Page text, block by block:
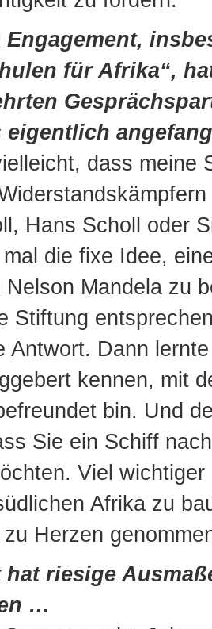
für Afrika“,
eigentlich
dass meine
Hans Scholl oder
die fixe Idee,
Mandela zu
Stiftung
Antwort. Dann
kennen, mit
bin. Und
Sie ein Schiff
Viel
Afrika zu
Herzen
hat riesige
…